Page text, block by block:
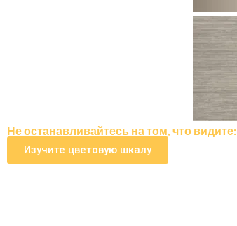
Не останавливайтесь на том, что
Изучите цветовую шкалу